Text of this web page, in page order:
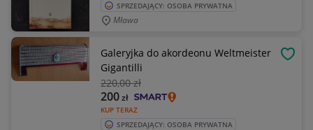
SPRZEDAJĄCY: OSOBA PRYWATNA
Mława
Galeryjka do akordeonu Weltmeister
Gigantilli
220,00 zł
KUP TERAZ
200zł
SPRZEDAJĄCY: OSOBA PRYWATNA